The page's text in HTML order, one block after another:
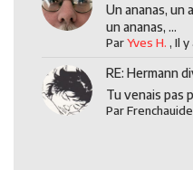
Un ananas, un
un ananas, ...
ParYves H. ,Il y
RE: Hermann
Tu venais pas
ParFrenchauide